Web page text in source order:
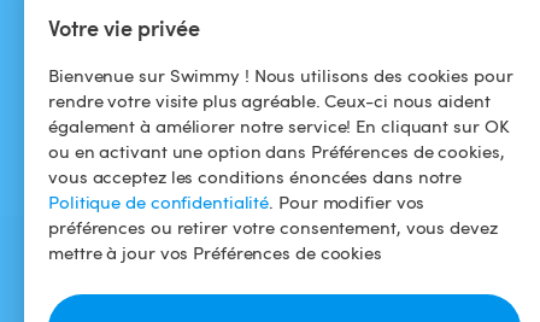
Votre vie privée
Bienvenue sur Swimmy ! Nous utilisons des cookies pour
rendre votre visite plus agréable. Ceux-ci nous aident
également à améliorer notre service! En cliquant sur OK
ou en activant une option dans Préférences de cookies,
vous acceptez les conditions énoncées dans notre
Politique de confidentialité. Pour modifier vos
préférences ou retirer votre consentement, vous devez
mettre à jour vos Préférences de cookies